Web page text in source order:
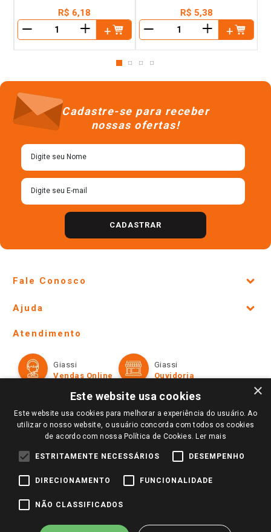
R$ 6,18
＋
R$ 5,38
＋
Cadastre-se para receber
nossas ofertas!
CADASTRAR
Fale Conosco
Lojas Físicas e Horários
Ofertas
Televendas
Perguntas frequentes
Trabalhe Conosco
Identidade Visual
Ajuda
Formas de Pagamento
Políticas de entrega
Trocas e Devoluções
Atendimento
Giassi
Vendas Online
Giassi
Ouvidoria
Redes Sociais
Pagamento e Segurança
×
Este website usa cookies
Este website usa cookies para melhorar a experiência do usuário. Ao
utilizar o nosso website, o usuário concorda com todos os cookies
de acordo com nossa Política de Cookies. Ler mais
ESTRITAMENTE NECESSÁRIOS DESEMPENHO
DIRECIONAMENTO FUNCIONALIDADE
NÃO CLASSIFICADOS